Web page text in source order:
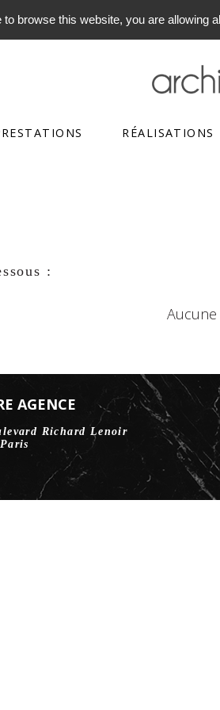
to browse this website, you are allowing
RÉALISATIONS
:
AGENCE
Richard Lenoir